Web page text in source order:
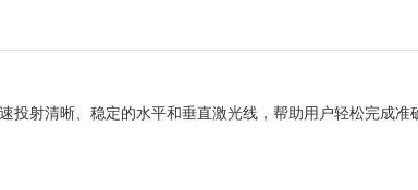
投射清晰、稳定的水平和垂直激光线，帮助用户轻松完成